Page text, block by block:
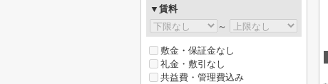
▼賃料
～
敷金・保証金なし
礼金・敷引なし
共益費・管理費込み